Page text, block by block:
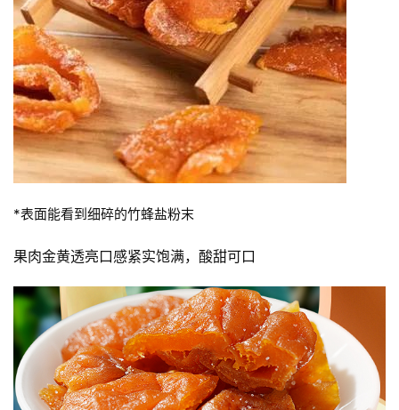
乐
菩
提
专
题
公
慈
佛
教
人
物
寺
登录 注册
*表面能看到细碎的竹蜂盐粉末
果肉金黄透亮口感紧实饱满，酸甜可口